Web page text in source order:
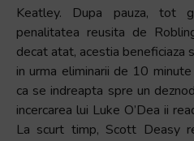
Keatley. Dupa pauza, tot
penalitatea reusita de
decat atat, acestia beneficiaza
in urma eliminarii de 10
ca se indreapta spre un
incercarea lui Luke O’Dea ii
La scurt timp, Scott Deasy